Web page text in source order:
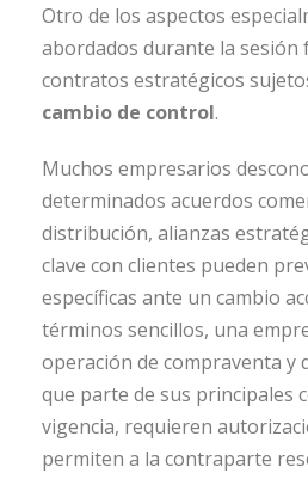
Otro de los aspectos
abordados durante la sesión
contratos estratégicos
cambio de control.
Muchos empresarios
determinados acuerdos
distribución, alianzas
clave con clientes pueden
específicas ante un cambio
términos sencillos, una
operación de compraventa y
que parte de sus principales
vigencia, requieren
permiten a la contraparte